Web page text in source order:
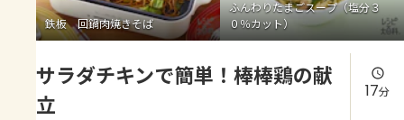
お買い物
AJINOMOTO PARK とは
鉄板 回鍋肉焼きそば
ふんわりたまごスープ（塩分３
０％カット）
サラダチキンで簡単！棒棒鶏の献
立
17分